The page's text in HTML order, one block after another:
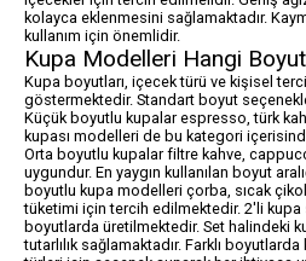
kolayca eklenmesini sağlamaktadır.
kullanım için önemlidir.
Kupa Modelleri Hangi
Kupa boyutları, içecek türü ve kişisel
göstermektedir. Standart boyut
Küçük boyutlu kupalar espresso, türk
kupası modelleri de bu kategori
Orta boyutlu kupalar filtre kahve,
uygundur. En yaygın kullanılan boyut
boyutlu kupa modelleri çorba, sıcak
tüketimi için tercih edilmektedir. 2'li kupa
boyutlarda üretilmektedir. Set halindeki
tutarlılık sağlamaktadır. Farklı